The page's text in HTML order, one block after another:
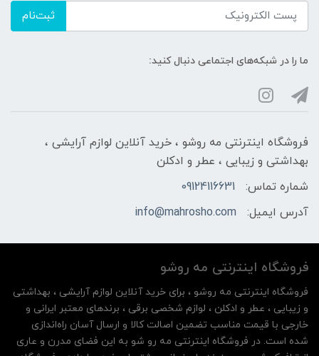
ثبت‌نام
ما را در شبکه‌های اجتماعی دنبال کنید:
فروشگاه اینترنتی مه‌ رو‌شو ، خرید آنلاین لوازم آرایشی ،
بهداشتی و زیبایی ، عطر و ادکلن
شماره تماس:
09124116631
آدرس ایمیل:
info@mahrosho.com
فروشگاه اینترنتی مه‌ رو‌شو
فروشگاه اینترنتی مه‌ رو‌شو ، برای خرید آنلاین لوازم آرایشی ، بهداشتی
و زیبایی ، عطر و ادکلن ، لوازم شخصی برقی ، برندهای معتبر ایرانی و
خارجی با قیمت مناسب تضمین اصالت کالا و ارسال آسان راه‌اندازی
شده است. در فروشگاه اینترنتی مه رو شو به این فضای مدرن و عاری